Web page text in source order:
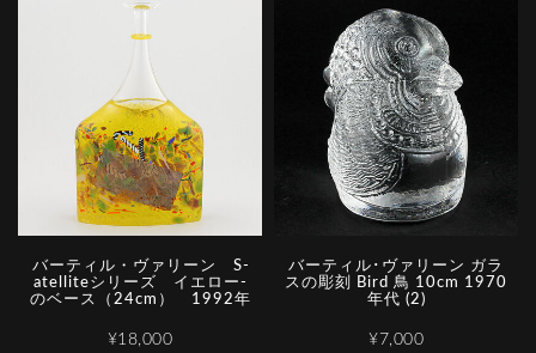
バ­ー­テ­ィ­ル­・­ヴ­ァ­リ­ー­ン­ ­S­
a­t­e­l­l­i­t­e­シ­リ­ー­ズ­ ­イ­エ­ロ­ー­
の­ベ­ー­ス­（­2­4­c­m­）­ ­1­9­9­2­年
¥18,000
バーティル･ヴァリーン ガラ
スの彫刻 Bird 鳥 10cm 1970
年代 (2)
¥7,000